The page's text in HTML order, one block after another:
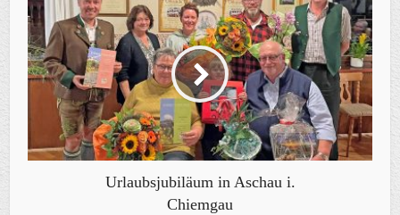
Urlaubsjubiläum in Aschau i.
Chiemgau